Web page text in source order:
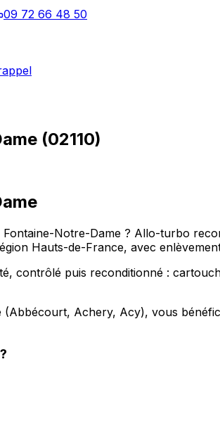
09 72 66 48 50
(02110)
Notre-Dame ? Allo-turbo
Hauts-de-France, avec
contrôlé puis reconditionné :
Achery, Acy), vous
?